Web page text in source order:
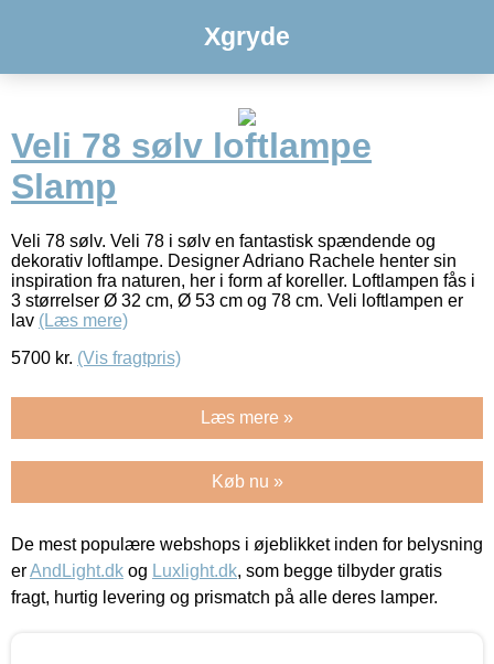
Xgryde
Veli 78 sølv loftlampe
Slamp
Veli 78 sølv. Veli 78 i sølv en fantastisk spændende og
dekorativ loftlampe. Designer Adriano Rachele henter sin
inspiration fra naturen, her i form af koreller. Loftlampen fås i
3 størrelser Ø 32 cm, Ø 53 cm og 78 cm. Veli loftlampen er
lav (Læs mere)
5700 kr. (Vis fragtpris)
Læs mere »
Køb nu »
De mest populære webshops i øjeblikket inden for belysning
erAndLight.dk og Luxlight.dk, som begge tilbyder gratis
fragt, hurtig levering og prismatch på alle deres lamper.